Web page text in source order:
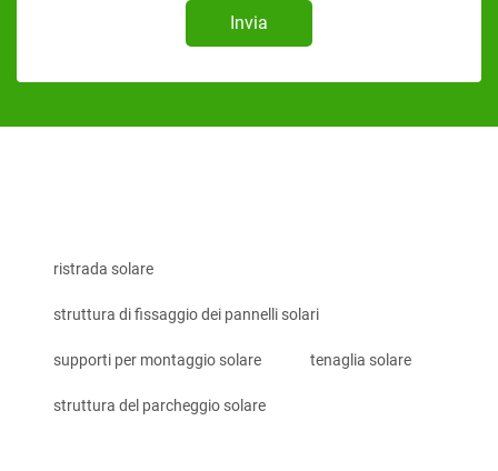
Invia
ristrada solare
struttura di fissaggio dei pannelli solari
supporti per montaggio solare tenaglia solare
struttura del parcheggio solare